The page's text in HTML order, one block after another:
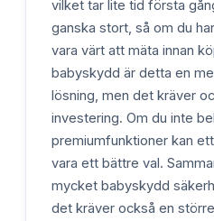
vilket tar lite tid första
ganska stort, så om du
vara värt att mäta innan
babyskydd är detta en
lösning, men det kräver
investering. Om du inte
premiumfunktioner kan
vara ett bättre val.
mycket babyskydd
det kräver också en